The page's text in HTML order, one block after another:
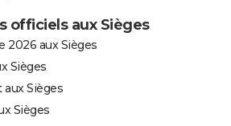
officiels aux Sièges
2026 aux Sièges
Sièges
Sièges
Sièges